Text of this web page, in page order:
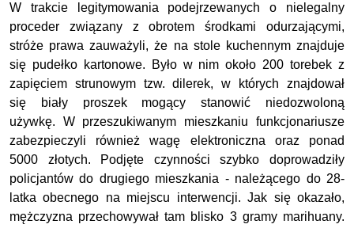
W trakcie legitymowania podejrzewanych o nielegalny
proceder związany z obrotem środkami odurzającymi,
stróże prawa zauważyli, że na stole kuchennym znajduje
się pudełko kartonowe. Było w nim około 200 torebek z
zapięciem strunowym tzw. dilerek, w których znajdował
się biały proszek mogący stanowić niedozwoloną
używkę. W przeszukiwanym mieszkaniu funkcjonariusze
zabezpieczyli również wagę elektroniczna oraz ponad
5000 złotych. Podjęte czynności szybko doprowadziły
policjantów do drugiego mieszkania - należącego do 28-
latka obecnego na miejscu interwencji. Jak się okazało,
mężczyzna przechowywał tam blisko 3 gramy marihuany.